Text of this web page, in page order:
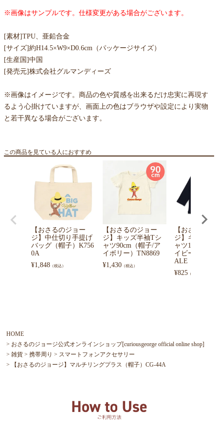
※画像はサンプルです。仕様変更がある場合がございます。
[素材]TPU、亜鉛合金
[サイズ]約H14.5×W9×D0.6cm（パッケージサイズ）
[生産国]中国
[発売元]株式会社グルマンディーズ
※画像はイメージです。商品の色や質感を出来るだけ忠実に再現す
るよう心掛けていますが、画面上の色はブラウザや設定により実物
と若干異なる場合がございます。
この商品を見ている人におすすめ
【おさるのジョー
ジ】中仕切り手提げ
バッグ（帽子）K756
0A
¥1,848 （税込）
【おさるのジョー
ジ】キッズ半袖Tシ
ャツ90cm（帽子/ア
イボリー）TN8869
¥1,430 （税込）
【おさるのジ
ジ】キッズ長
ャツ100cm（
イビー）
ALE
¥825 （税込）
HOME
おさるのジョージ公式オンラインショップ[curiousgeorge official online shop]
雑貨
携帯周り
スマートフォンアクセサリー
【おさるのジョージ】マルチリングプラス（帽子）CG-44A